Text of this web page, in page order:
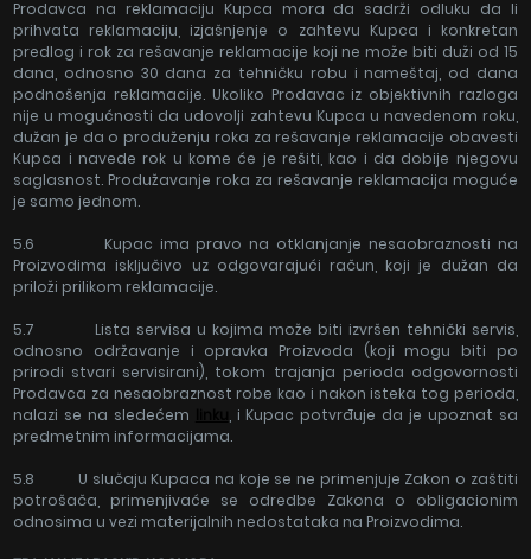
Prodavca na reklamaciju Kupca mora da sadrži odluku da li
prihvata reklamaciju, izjašnjenje o zahtevu Kupca i konkretan
predlog i rok za rešavanje reklamacije koji ne može biti duži od 15
dana, odnosno 30 dana za tehničku robu i nameštaj, od dana
podnošenja reklamacije. Ukoliko Prodavac iz objektivnih razloga
nije u mogućnosti da udovolji zahtevu Kupca u navedenom roku,
dužan je da o produženju roka za rešavanje reklamacije obavesti
Kupca i navede rok u kome će je rešiti, kao i da dobije njegovu
saglasnost. Produžavanje roka za rešavanje reklamacija moguće
je samo jednom.
5.6 Kupac ima pravo na otklanjanje nesaobraznosti na
Proizvodima isključivo uz odgovarajući račun, koji je dužan da
priloži prilikom reklamacije.
5.7 Lista servisa u kojima može biti izvršen tehnički servis,
odnosno održavanje i opravka Proizvoda (koji mogu biti po
prirodi stvari servisirani), tokom trajanja perioda odgovornosti
Prodavca za nesaobraznost robe kao i nakon isteka tog perioda,
nalazi se na sledećem
, i Kupac potvrđuje da je upoznat sa
predmetnim informacijama.
5.8 U slučaju Kupaca na koje se ne primenjuje Zakon o zaštiti
potrošača, primenjivaće se odredbe Zakona o obligacionim
odnosima u vezi materijalnih nedostataka na Proizvodima.